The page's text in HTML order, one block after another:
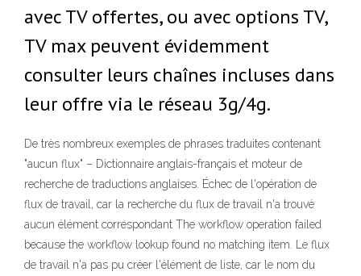
avec TV offertes, ou avec options TV,
TV max peuvent évidemment
consulter leurs chaînes incluses dans
leur offre via le réseau 3g/4g.
De très nombreux exemples de phrases traduites contenant
"aucun flux" – Dictionnaire anglais-français et moteur de
recherche de traductions anglaises. Échec de l'opération de
flux de travail, car la recherche du flux de travail n'a trouvé
aucun élément correspondant The workflow operation failed
because the workflow lookup found no matching item. Le flux
de travail n'a pas pu créer l'élément de liste, car le nom du